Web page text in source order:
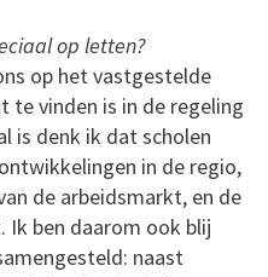
op letten?
op het vastgestelde
te vinden is in de regeling
is denk ik dat scholen
in de regio,
de arbeidsmarkt, en de
Ik ben daarom ook blij
naast